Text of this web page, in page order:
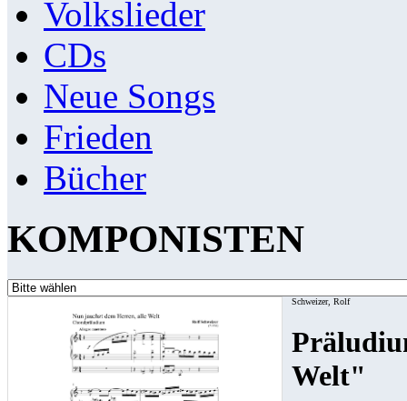
Volkslieder
CDs
Neue Songs
Frieden
Bücher
KOMPONISTEN
Schweizer, Rolf
Welt"